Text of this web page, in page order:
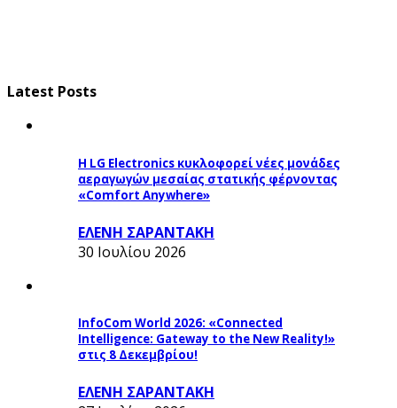
Latest Posts
Η LG Electronics κυκλοφορεί νέες μονάδες
αεραγωγών μεσαίας στατικής φέρνοντας
«Comfort Anywhere»
ΕΛΕΝΗ ΣΑΡΑΝΤΑΚΗ
30 Ιουλίου 2026
InfoCom World 2026: «Connected
Intelligence: Gateway to the New Reality!»
στις 8 Δεκεμβρίου!
ΕΛΕΝΗ ΣΑΡΑΝΤΑΚΗ